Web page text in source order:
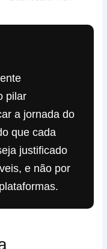
pilar
a jornada do
que cada
justificado
e não por